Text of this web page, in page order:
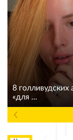
8
«для ...